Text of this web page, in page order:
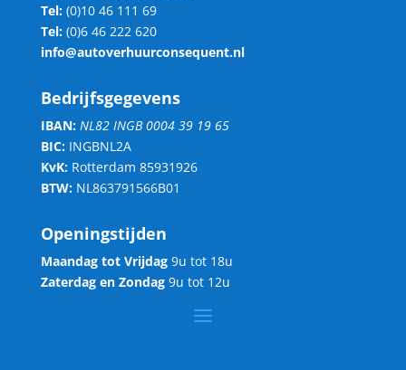
Tel:(0)10 46 111 69
Tel:(0)6 46 222 620
info@autoverhuurconsequent.nl
Bedrijfsgegevens
IBAN: NL82 INGB 0004 39 19 65
BIC: INGBNL2A
KvK: Rotterdam 85931926
BTW: NL863791566B01
Openingstijden
Maandag tot Vrijdag9u tot 18u
Zaterdag en Zondag9u tot 12u